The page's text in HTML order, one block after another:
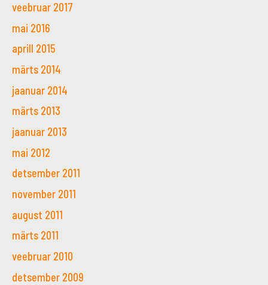
veebruar 2017
mai 2016
aprill 2015
märts 2014
jaanuar 2014
märts 2013
jaanuar 2013
mai 2012
detsember 2011
november 2011
august 2011
märts 2011
veebruar 2010
detsember 2009